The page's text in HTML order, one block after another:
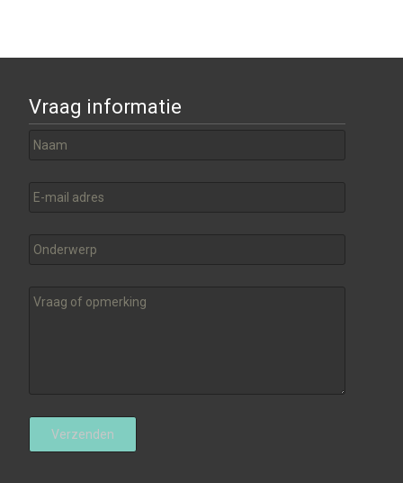
Vraag informatie